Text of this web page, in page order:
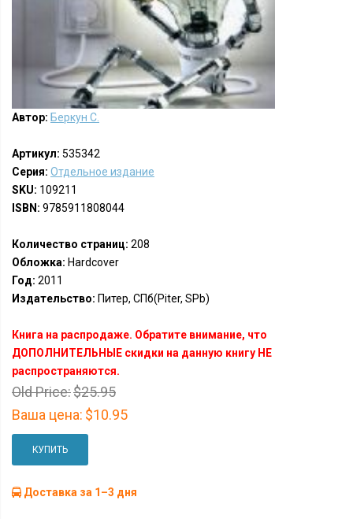
Автор: Беркун С.
Артикул: 535342
Серия: Отдельное издание
SKU: 109211
ISBN: 9785911808044
Количество страниц: 208
Обложка: Hardcover
Год: 2011
Издательство: Питер, СПб(Piter, SPb)
Книга на распродаже. Обратите внимание, что
ДОПОЛНИТЕЛЬНЫЕ скидки на данную книгу НЕ
распространяются.
Old Price:$25.95
Ваша цена: $10.95
КУПИТЬ
Доставка за 1–3 дня